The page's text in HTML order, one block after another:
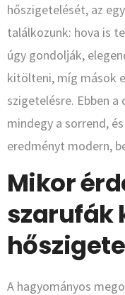
hőszigetelését, az
találkozunk: hova is
úgy gondolják,
kitölteni, míg mások
szigetelésre. Ebben
mindegy a sorrend,
eredményt modern,
Mikor
szarufák
A hagyományos